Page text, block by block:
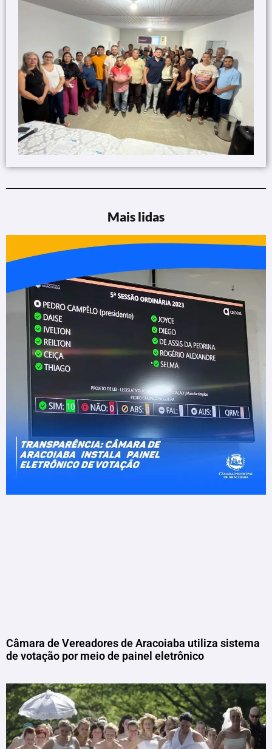
Mais lidas
Câmara de Vereadores de Aracoiaba utiliza sistema
de votação por meio de painel eletrônico